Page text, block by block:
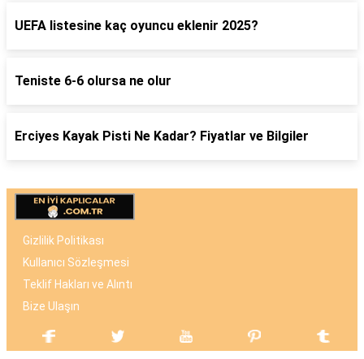
UEFA listesine kaç oyuncu eklenir 2025?
Teniste 6-6 olursa ne olur
Erciyes Kayak Pisti Ne Kadar? Fiyatlar ve Bilgiler
Gizlilik Politikası
Kullanıcı Sözleşmesi
Teklif Hakları ve Alıntı
Bize Ulaşın